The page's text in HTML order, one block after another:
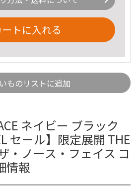
ートに入れる
ものリストに追加
ネイビー ブラック
セール】限定展開 THE
・ノース・フェイス コ
情報